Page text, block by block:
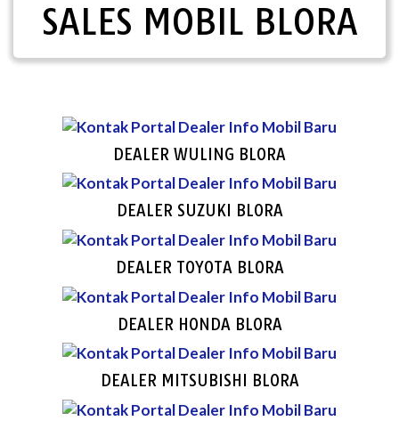
SALES MOBIL BLORA
DEALER WULING BLORA
DEALER SUZUKI BLORA
DEALER TOYOTA BLORA
DEALER HONDA BLORA
DEALER MITSUBISHI BLORA